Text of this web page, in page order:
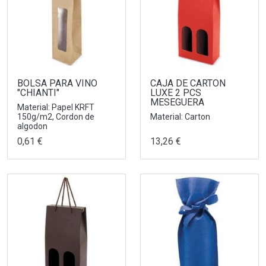
BOLSA PARA VINO
"CHIANTI"
Material: Papel KRFT
150g/m2, Cordon de
algodon
0,61 €
CAJA DE CARTON
LUXE 2 PCS
MESEGUERA
Material: Carton
13,26 €